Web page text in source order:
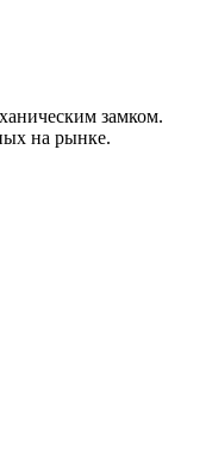
замком.
на рынке.